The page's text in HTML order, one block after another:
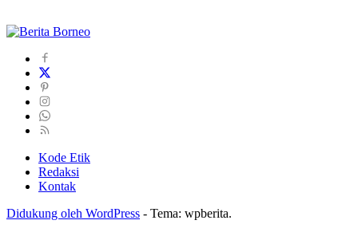
Kode Etik
Redaksi
Kontak
Didukung oleh WordPress - Tema: wpberita.